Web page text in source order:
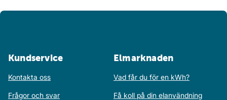
Kundservice
Kontakta oss
Frågor och svar
Elmarknaden
Vad får du för en kWh?
Få koll på din elanvändning